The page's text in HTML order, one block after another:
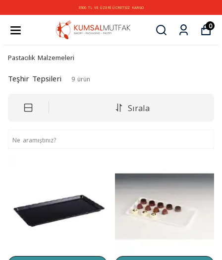
3500 TL VE ÜZERİ ÜCRETSİZ KARGO
0
Pastacılık Malzemeleri
Teşhir Tepsileri 9 ürün
Sırala